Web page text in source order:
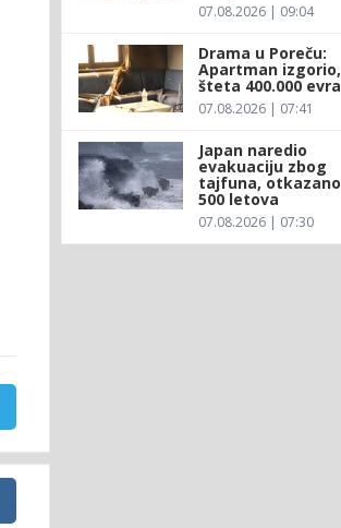
07.08.2026 | 09:04
Drama u Poreču:
Apartman izgorio,
šteta 400.000 evra
07.08.2026 | 07:41
Japan naredio
evakuaciju zbog
tajfuna, otkazano
500 letova
07.08.2026 | 07:30